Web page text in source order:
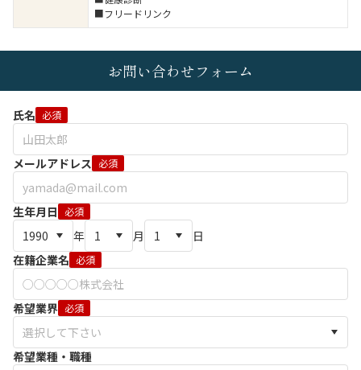
■フリードリンク
お問い合わせフォーム
氏名 必須
メールアドレス 必須
生年月日 必須
年 月
日
在籍企業名 必須
希望業界 必須
希望業種・職種